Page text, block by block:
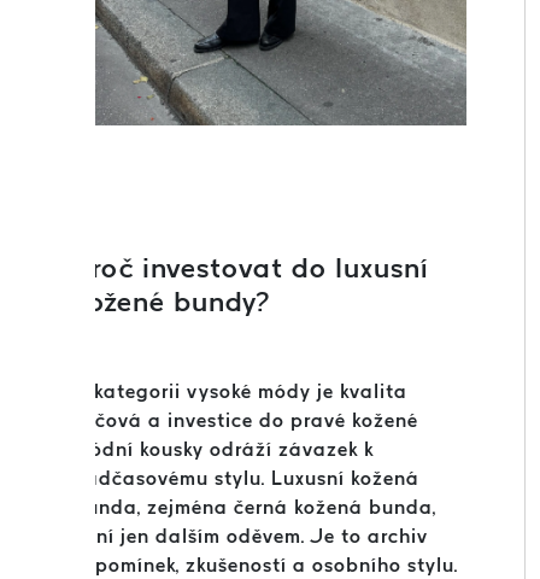
Proč investovat do luxusní
kožené bundy?
V kategorii vysoké módy je kvalita
klíčová a investice do pravé kožené
módní kousky odráží závazek k
nadčasovému stylu. Luxusní kožená
bunda, zejména černá kožená bunda,
není jen dalším oděvem. Je to archiv
vzpomínek, zkušeností a osobního stylu.